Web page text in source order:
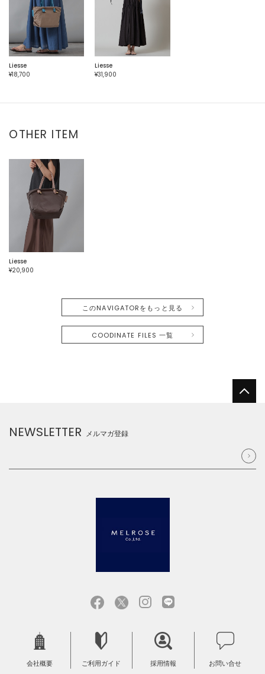
Liesse
¥18,700
Liesse
¥31,900
OTHER ITEM
Liesse
¥20,900
このNAVIGATORをもっと見る
COODINATE FILES 一覧
NEWSLETTER メルマガ登録
会社概要 ご利用ガイド 採用情報 お問い合せ